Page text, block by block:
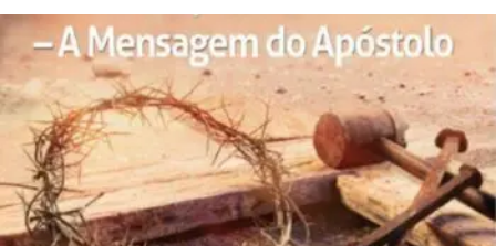
página. ORIENTAÇÃO PEDAGÓGICA Em Ester 8 há 17
versos. Sugerimos começar a aula lendo, com todos os
presentes, Ester 8.1-17 (5 a 7 min.). A revista funciona